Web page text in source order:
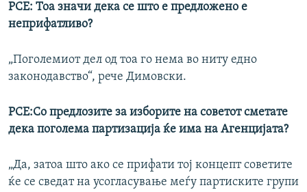
РСЕ: Тоа значи дека се што е предложено е
неприфатливо?
„Поголемиот дел од тоа го нема во ниту едно
законодавство“, рече Димовски.
РСЕ:Со предлозите за изборите на советот сметате
дека поголема партизација ќе има на Агенцијата?
„Да, затоа што ако се прифати тој концепт советите
ќе се сведат на усогласување меѓу партиските групи